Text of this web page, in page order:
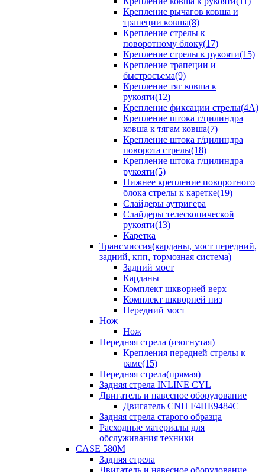
Крепление рычагов ковша и
трапеции ковша(8)
Крепление стрелы к
поворотному блоку(17)
Крепление стрелы к рукояти(15)
Крепление трапеции и
быстросъема(9)
Крепление тяг ковша к
рукояти(12)
Крепление фиксации стрелы(4A)
Крепление штока г/цилиндра
ковша к тягам ковша(7)
Крепление штока г/цилиндра
поворота стрелы(18)
Крепление штока г/цилиндра
рукояти(5)
Нижнее крепление поворотного
блока стрелы к каретке(19)
Слайдеры аутригера
Слайдеры телескопической
рукояти(13)
Каретка
Трансмиссия(карданы, мост передний,
задний, кпп, тормозная система)
Задний мост
Карданы
Комплект шкворней верх
Комплект шкворней низ
Передний мост
Нож
Нож
Передняя стрела (изогнутая)
Крепления передней стрелы к
раме(15)
Передняя стрела(прямая)
Задняя стрела INLINE CYL
Двигатель и навесное оборудование
Двигатель CNH F4HE9484C
Задняя стрела старого образца
Расходные материалы для
обслуживания техники
CASE 580M
Задняя стрела
Двигатель и навесное оборудование